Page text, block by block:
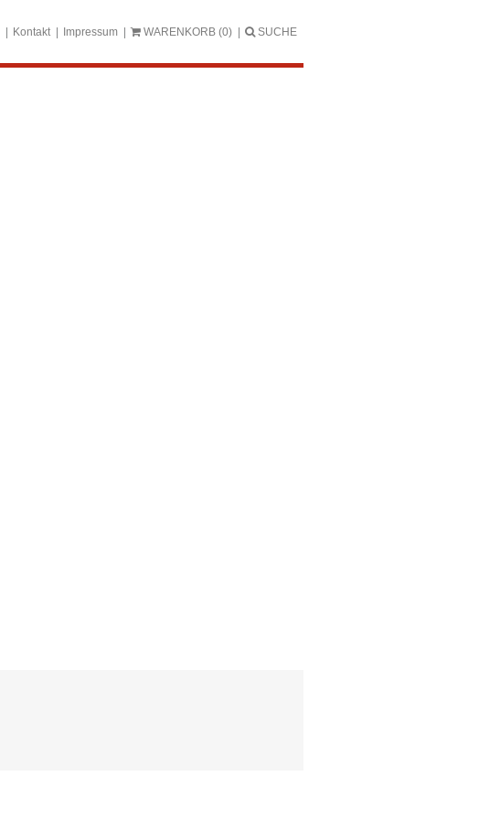
Kontakt Impressum WARENKORB (0) SUCHE